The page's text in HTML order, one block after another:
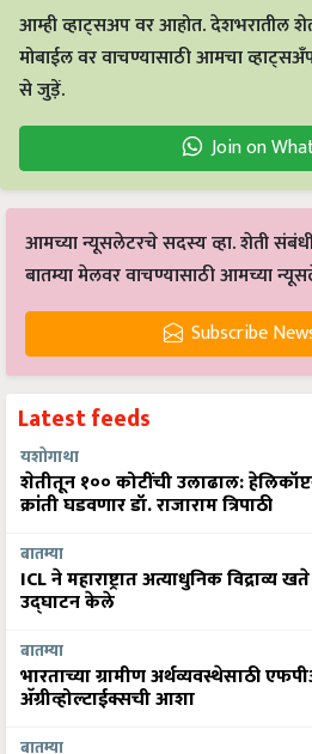
आम्ही व्हाट्सअप वर आहोत. देशभरातील
मोबाईल वर वाचण्यासाठी आमचा
से जुड़ें.
Join on
आमच्या न्यूसलेटरचे सदस्य व्हा. शेती
बातम्या मेलवर वाचण्यासाठी आमच्या
Subscribe
Latest feeds
यशोगाथा
शेतीतून १०० कोटींची उलाढाल:
क्रांती घडवणार डॉ. राजाराम त्रिपाठी
बातम्या
ICL ने महाराष्ट्रात अत्याधुनिक विद्राव्य
उद्घाटन केले
बातम्या
भारताच्या ग्रामीण अर्थव्यवस्थेसाठी
अ‍ॅग्रीव्होल्टाईक्सची आशा
बातम्या